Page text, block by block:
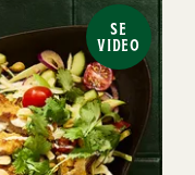
SE
VIDEO